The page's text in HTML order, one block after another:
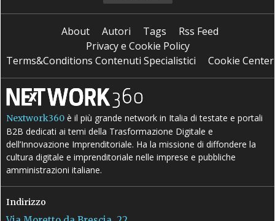
About Autori Tags
Rss Feed
Privacy e Cookie Policy
Terms&Conditions Contenuti Specialistici
Cookie Center
Nextwork360 è il più grande network in Italia di testate e portali
B2B dedicati ai temi della Trasformazione Digitale e
dell’Innovazione Imprenditoriale. Ha la missione di diffondere la
cultura digitale e imprenditoriale nelle imprese e pubbliche
amministrazioni italiane.
Indirizzo